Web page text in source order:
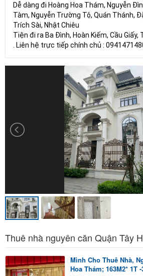
Dễ dàng đi Hoàng Hoa Thám, Nguyễn
Tàm, Nguyễn Trường Tộ, Quán Thánh,
Trích Sài, Nhật Chiêu
Tiện đi ra Ba Đình, Hoàn Kiếm, Cầu Giấy,
. Liên hệ trực tiếp chính chủ :
Thuê nhà nguyên căn Quận Tây
Mình Cho Thuê Nhà,
Hoa Thám; 163M2* 1T -